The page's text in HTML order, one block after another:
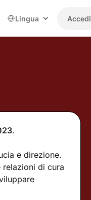
Lingua Accedi
.
e direzione.
relazioni di cura